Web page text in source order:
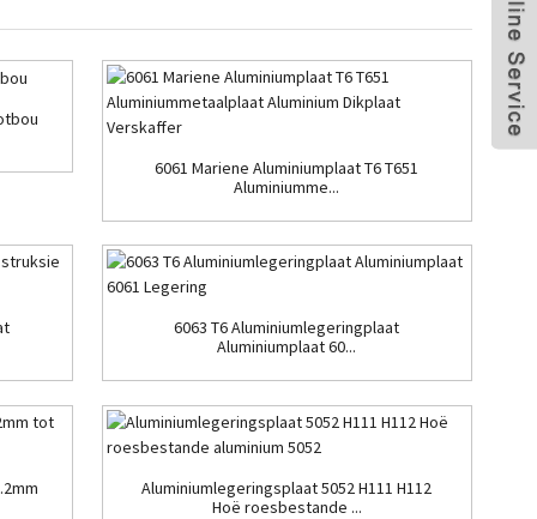
6061 Mariene Aluminiumplaat T6 T651
Aluminiumme...
6063 T6 Aluminiumlegeringplaat
Aluminiumplaat 60...
Aluminiumlegeringsplaat 5052 H111 H112
Hoë roesbestande ...